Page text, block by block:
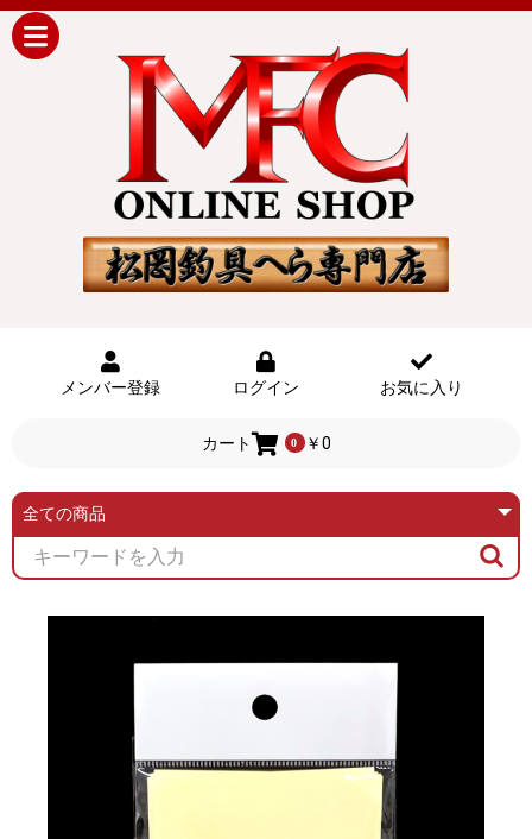
メンバー登録 ログイン お気に入り
カート 0 ￥0